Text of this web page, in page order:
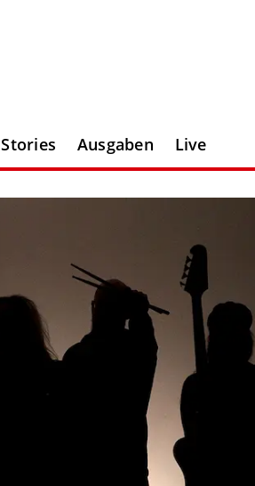
Stories Ausgaben Live